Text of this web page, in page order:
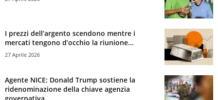
I prezzi dell’argento scendono mentre i
mercati tengono d’occhio la riunione...
27 Aprile 2026
Agente NICE: Donald Trump sostiene la
ridenominazione della chiave agenzia
governativa